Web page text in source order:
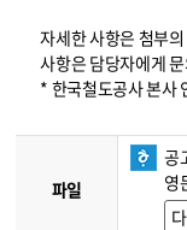
자세한 사항은 첨부
사항은 담당자에게
* 한국철도공사 본
파일
공
영